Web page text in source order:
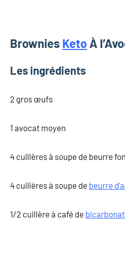
Brownies Keto À
Les ingrédients
2 gros œufs
1 avocat moyen
4 cuillères à soupe de beurre
4 cuillères à soupe de beurre
1/2 cuillère à café de